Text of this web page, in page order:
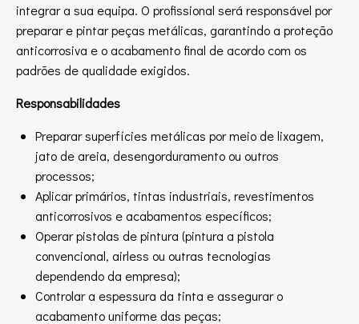
integrar a sua equipa. O profissional será responsável por
preparar e pintar peças metálicas, garantindo a proteção
anticorrosiva e o acabamento final de acordo com os
padrões de qualidade exigidos.
Responsabilidades
Preparar superfícies metálicas por meio de lixagem,
jato de areia, desengorduramento ou outros
processos;
Aplicar primários, tintas industriais, revestimentos
anticorrosivos e acabamentos específicos;
Operar pistolas de pintura (pintura a pistola
convencional, airless ou outras tecnologias
dependendo da empresa);
Controlar a espessura da tinta e assegurar o
acabamento uniforme das peças;